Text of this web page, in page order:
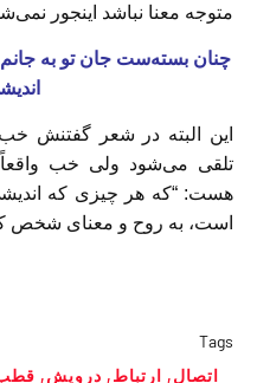
متوجه معنا نباشد اینجور
چنان بسته‌ست جان
این البته در شعر گفتنش
تلقی می‌شود ولی خب
هست: “که هر چیزی که اندیشی
است، به روح و معنای شخص
Tags
اتصال, ارتباط, درویش,